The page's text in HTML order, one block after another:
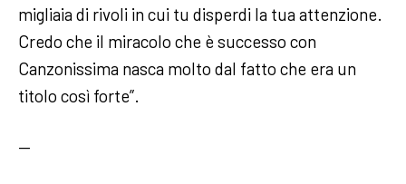
migliaia di rivoli in cui tu disperdi la tua attenzione.
Credo che il miracolo che è successo con
Canzonissima nasca molto dal fatto che era un
titolo così forte”.
—